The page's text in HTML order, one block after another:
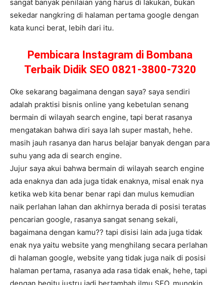
sangat banyak penilaian yang harus di lakukan, bukan
sekedar nangkring di halaman pertama google dengan
kata kunci berat, lebih dari itu.
Pembicara Instagram di Bombana
Terbaik Didik SEO 0821-3800-7320
Oke sekarang bagaimana dengan saya? saya sendiri
adalah praktisi bisnis online yang kebetulan senang
bermain di wilayah search engine, tapi berat rasanya
mengatakan bahwa diri saya lah super mastah, hehe.
masih jauh rasanya dan harus belajar banyak dengan para
suhu yang ada di search engine.
Jujur saya akui bahwa bermain di wilayah search engine
ada enaknya dan ada juga tidak enaknya, misal enak nya
ketika web kita benar benar rapi dan mulus kemudian
naik perlahan lahan dan akhirnya berada di posisi teratas
pencarian google, rasanya sangat senang sekali,
bagaimana dengan kamu?? tapi disisi lain ada juga tidak
enak nya yaitu website yang menghilang secara perlahan
di halaman google, website yang tidak juga naik di posisi
halaman pertama, rasanya ada rasa tidak enak, hehe, tapi